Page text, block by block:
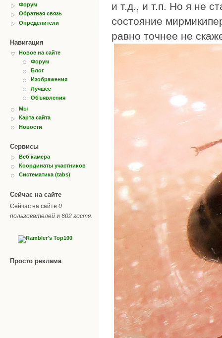
Форум
Обратная связь
Определители
Навигация
Новое на сайте
Форум
Блог
Изображения
Лучшее
Объявления
Мы
Карта сайта
Новости
Сервисы
Веб камера
Координаты участников
Систематика (tabs)
Сейчас на сайте
Сейчас на сайте 0
пользователей и 602 гостя
Просто реклама
и т.д., и т.п. Но я не
состояние
равно точнее не